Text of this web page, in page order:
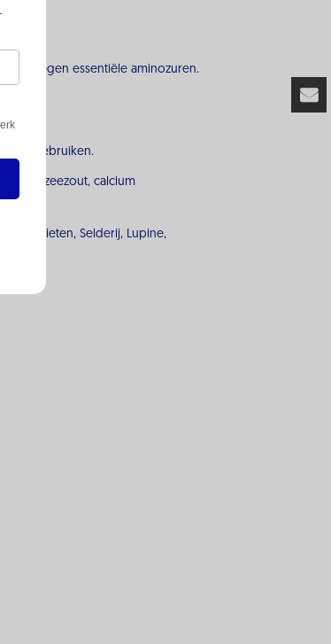
alle negen essentiële aminozuren.
gebruiken.
suiker, zeezout, calcium
of sulfieten, Selderij, Lupine,